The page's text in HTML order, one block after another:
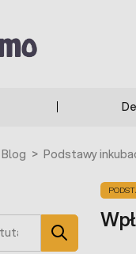
Blog > Podstawy